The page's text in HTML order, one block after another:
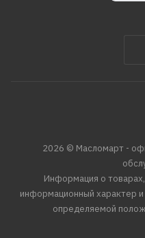
2026 © Масломарт -
Информация о
информационный характер
определяемой